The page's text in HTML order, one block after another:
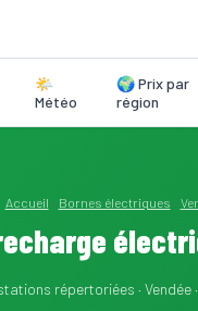
🌤️
Météo
🌍 Prix par
région
Accueil › Bornes électriques ›
répertoriées · Vendée